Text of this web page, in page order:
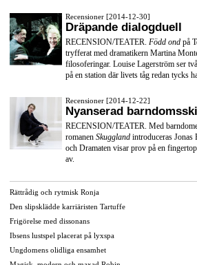
Recensioner [2014-12-30]
Dräpande dialogduell
RECENSION/TEATER. Född ond på
tryfferat med dramatikern Martina
filosoferingar. Louise Lagerström ser
på en station där livets tåg redan tycks
Recensioner [2014-12-22]
Nyanserad
RECENSION/TEATER. Med
romanen Skuggland introduceras Jonas
och Dramaten visar prov på en
av.
Rättrådig och rytmisk Ronja
Den slipsklädde karriäristen Tartuffe
Frigörelse med dissonans
Ibsens lustspel placerat på lyxspa
Ungdomens olidliga ensamhet